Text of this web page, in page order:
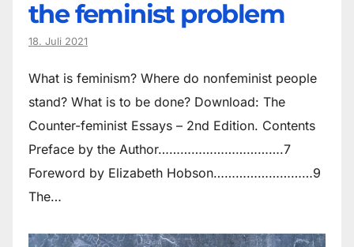
the feminist problem
18. Juli 2021
What is feminism? Where do non­feminist people
stand? What is to be done? Download: The
Counter-feminist Essays – 2nd Edition. Contents
Preface by the Author…………………………….7
Foreword by Elizabeth Hobson………………………9
The…